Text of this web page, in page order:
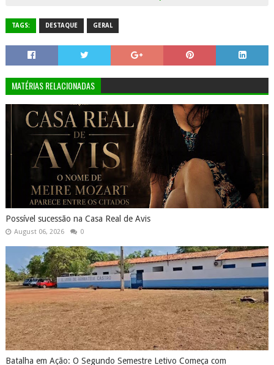
TAGS: DESTAQUE GERAL
MATÉRIAS RELACIONADAS
Possível sucessão na Casa Real de Avis
August 06, 2026 0
Batalha em Ação: O Segundo Semestre Letivo Começa com